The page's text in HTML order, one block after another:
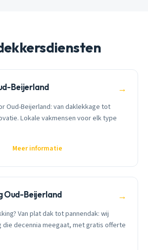
Beijerland →
Oud-Beijerland: van daklekkage tot
Lokale vakmensen voor elk type
Meer informatie
Oud-Beijerland →
Van plat dak tot pannendak: wij
die decennia meegaat, met gratis offerte